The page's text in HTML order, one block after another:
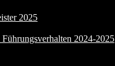
2025
2024-2025